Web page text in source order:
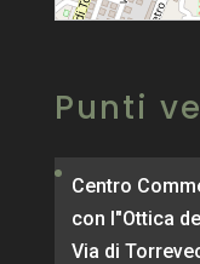
Punti
Centro
con l"Ottica
Via di